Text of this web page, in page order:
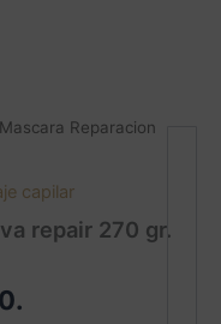
Reparacion
capilar
repair 270 gr.
.